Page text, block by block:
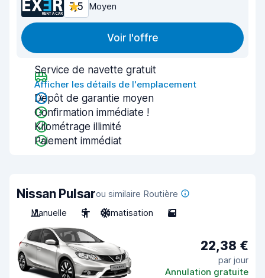
7,5 Moyen
Voir l'offre
Service de navette gratuit
Afficher les détails de l'emplacement
Dépôt de garantie moyen
Confirmation immédiate !
Kilométrage illimité
Paiement immédiat
Nissan Pulsarou similaire Routière
Manuelle
5 Climatisation 5
22,38 €
par jour
Annulation gratuite